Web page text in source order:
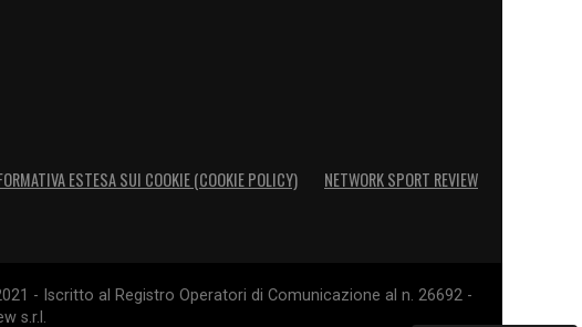
ESTESA SUI COOKIE (COOKIE POLICY) NETWORK SPORT REVIEW
- Iscritto al Registro Operatori di Comunicazione al n. 26692 -
s.r.l.